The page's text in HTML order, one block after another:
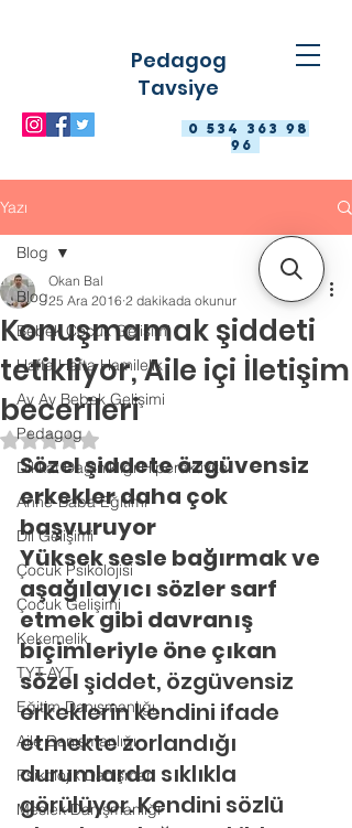
0 534 363 98
96
Pedagog
Tavsiye
Yazı
Blog
Bebek Çocuk Gelişimi
Hafta Hafta Hamilelik
Ay Ay Bebek Gelişimi
Pedagog
Dikkat Dağınıklığı Hiperaktivite
Anne-Baba Eğitimi
Dil Gelişimi
Çocuk Psikolojisi
Çocuk Gelişimi
Kekemelik
TYT-AYT
Eğitim Danışmanlığı
Aile Danışmanlığı
Psikolojik Danışman
Meslek Danışmanlığı
Blog
Konuşmamak şiddeti
tetikliyor, Aile içi İletişim
becerileri
Okan Bal
25 Ara 2016 2 dakikada okunur
5 üzerinden NaN yıldız
Sözel şiddete özgüvensiz
erkekler daha çok
başvuruyor
Yüksek sesle bağırmak ve
aşağılayıcı sözler sarf
etmek gibi davranış
biçimleriyle öne çıkan
sözel şiddet, özgüvensiz
erkeklerin kendini ifade
etmekte zorlandığı
durumlarda sıklıkla
görülüyor. Kendini sözlü